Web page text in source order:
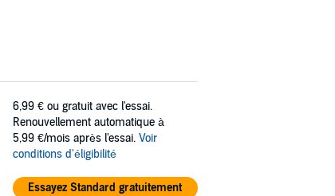
6,99 € ou gratuit avec l'essai.
Renouvellement automatique à
5,99 €/mois après l'essai. Voir
conditions d'éligibilité
Essayez Standard gratuitement